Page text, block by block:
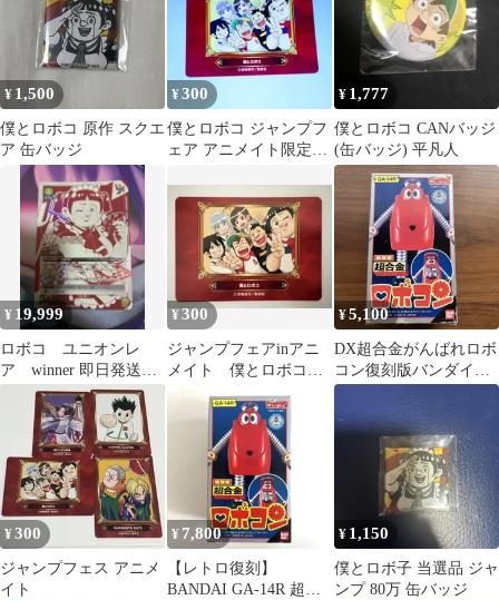
¥ 1,500
僕とロボコ 原作 スクエ
ア 缶バッジ
¥300
僕とロボコ ジャンプフ
ェア アニメイト限定カ
¥ 1,777
僕とロボコ CANバッジ
(缶バッジ) 平凡人
¥ 19,999
ロボコ ユニオンレ
ア winner 即日発送可
能‼️
¥300
ジャンプフェアinアニ
メイト 僕とロボコ特
¥5,100
DX超合金がんばれロボ
コン復刻版バンダイ
GA-14R
¥300
ジャンプフェス アニメ
イト
¥ 7,800
【レトロ復刻】
BANDAI GA-14R 超合
¥ 1,150
僕とロボ子 当選品 ジャ
ンプ 80万 缶バッジ